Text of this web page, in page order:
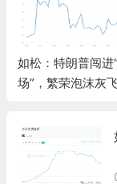
如松：特朗普闯进
场”，繁荣泡沫灰